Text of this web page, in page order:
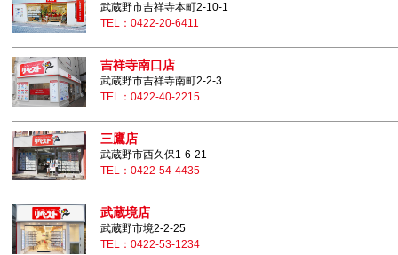
武蔵野市吉祥寺本町2-10-1
TEL：0422-20-6411
吉祥寺南口店
武蔵野市吉祥寺南町2-2-3
TEL：0422-40-2215
三鷹店
武蔵野市西久保1-6-21
TEL：0422-54-4435
武蔵境店
武蔵野市境2-2-25
TEL：0422-53-1234